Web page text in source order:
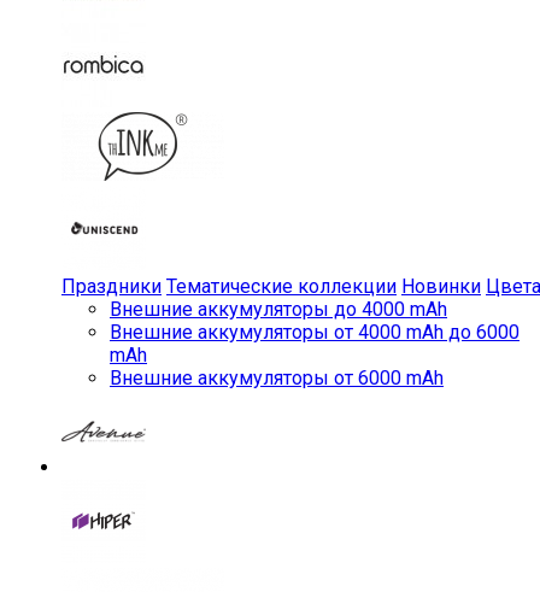
Праздники Тематические коллекции Новинки Цвета
Внешние аккумуляторы до 4000 mAh
Внешние аккумуляторы от 4000 mAh до 6000
mAh
Внешние аккумуляторы от 6000 mAh